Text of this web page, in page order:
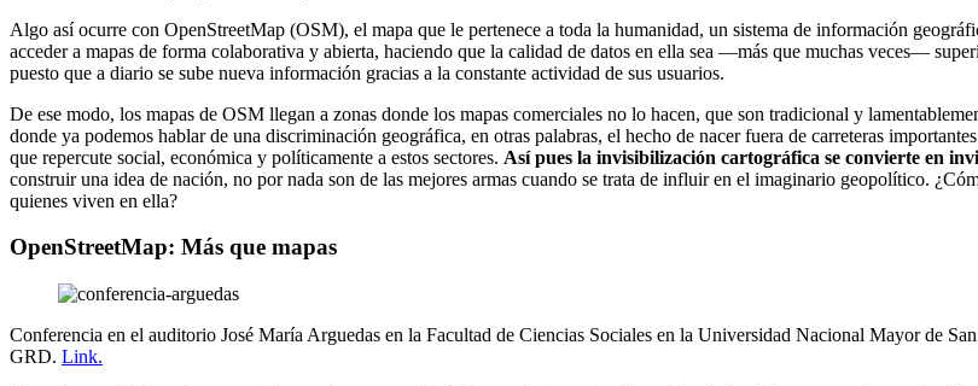
Algo así ocurre con OpenStreetMap (OSM), el mapa que le pertenece a toda la humanidad, un sistema de información
acceder a mapas de forma colaborativa y abierta, haciendo que la calidad de datos en ella sea —más que muchas veces—
puesto que a diario se sube nueva información gracias a la constante actividad de sus usuarios.
De ese modo, los mapas de OSM llegan a zonas donde los mapas comerciales no lo hacen, que son tradicional y
donde ya podemos hablar de una discriminación geográfica, en otras palabras, el hecho de nacer fuera de carreteras
que repercute social, económica y políticamente a estos sectores. Así pues la invisibilización cartográfica se convierte en
construir una idea de nación, no por nada son de las mejores armas cuando se trata de influir en el imaginario geopolítico.
quienes viven en ella?
OpenStreetMap: Más que mapas
Conferencia en el auditorio José María Arguedas en la Facultad de Ciencias Sociales en la Universidad Nacional Mayor de
GRD. Link.